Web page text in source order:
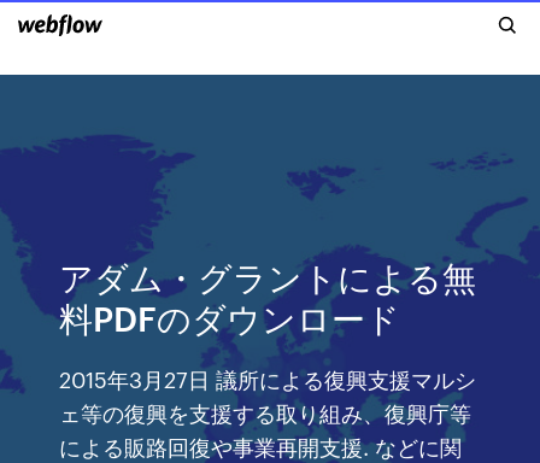
アダム・グラントによる無
料PDFのダウンロード
2015年3月27日 議所による復興支援マルシ
ェ等の復興を支援する取り組み、復興庁等
による販路回復や事業再開支援. などに関